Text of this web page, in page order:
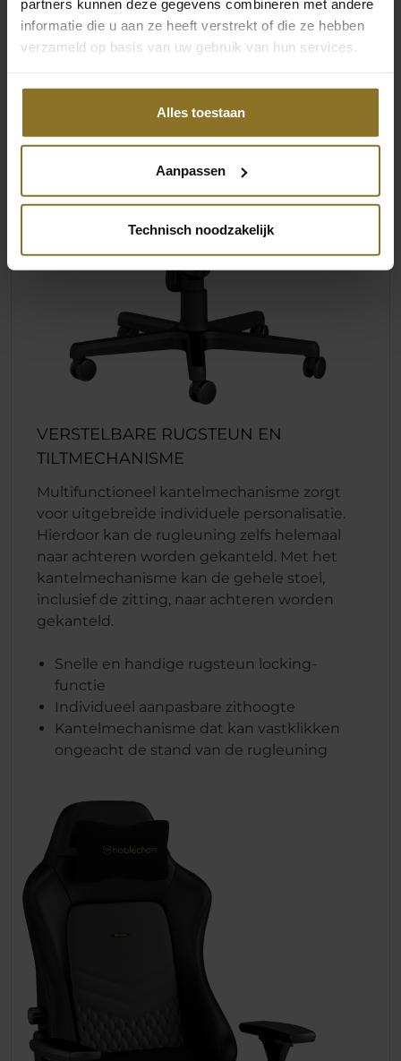
partners kunnen deze gegevens combineren met andere
informatie die u aan ze heeft verstrekt of die ze hebben
verzameld op basis van uw gebruik van hun services.
Alles toestaan
Aanpassen
Technisch noodzakelijk
VERSTELBARE RUGSTEUN EN
TILTMECHANISME
Multifunctioneel kantelmechanisme zorgt
voor uitgebreide individuele personalisatie.
Hierdoor kan de rugleuning zelfs helemaal
naar achteren worden gekanteld. Met het
kantelmechanisme kan de gehele stoel,
inclusief de zitting, naar achteren worden
gekanteld.
Snelle en handige rugsteun locking-
functie
Individueel aanpasbare zithoogte
Kantelmechanisme dat kan vastklikken
ongeacht de stand van de rugleuning